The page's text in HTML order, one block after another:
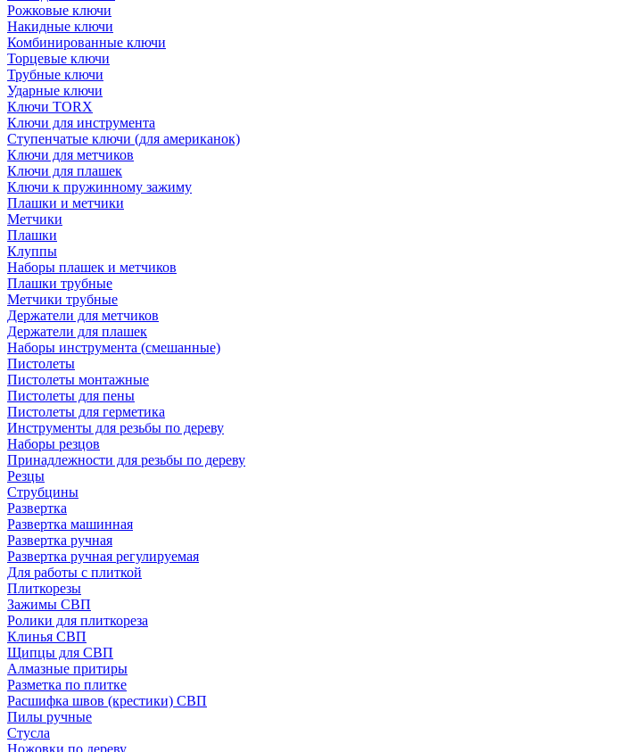
Рожковые ключи
Накидные ключи
Комбинированные ключи
Торцевые ключи
Трубные ключи
Ударные ключи
Ключи TORX
Ключи для инструмента
Ступенчатые ключи (для американок)
Ключи для метчиков
Ключи для плашек
Ключи к пружинному зажиму
Плашки и метчики
Метчики
Плашки
Клуппы
Наборы плашек и метчиков
Плашки трубные
Метчики трубные
Держатели для метчиков
Держатели для плашек
Наборы инструмента (смешанные)
Пистолеты
Пистолеты монтажные
Пистолеты для пены
Пистолеты для герметика
Инструменты для резьбы по дереву
Наборы резцов
Принадлежности для резьбы по дереву
Резцы
Струбцины
Развертка
Развертка машинная
Развертка ручная
Развертка ручная регулируемая
Для работы с плиткой
Плиткорезы
Зажимы СВП
Ролики для плиткореза
Клинья СВП
Щипцы для СВП
Алмазные притиры
Разметка по плитке
Расшифка швов (крестики) СВП
Пилы ручные
Стусла
Ножовки по дереву